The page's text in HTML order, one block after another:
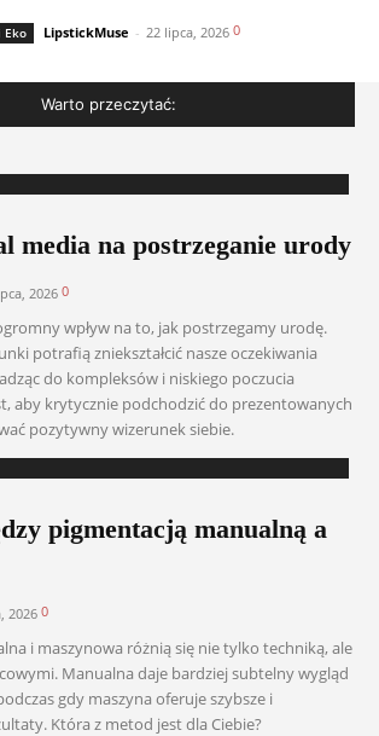
Eko LipstickMuse - 22 lipca, 2026 0
Warto przeczytać:
media na postrzeganie urody
2026 0
wpływ na to, jak postrzegamy urodę.
potrafią zniekształcić nasze oczekiwania
do kompleksów i niskiego poczucia
aby krytycznie podchodzić do prezentowanych
pozytywny wizerunek siebie.
pigmentacją manualną a
2026 0
i maszynowa różnią się nie tylko techniką, ale
Manualna daje bardziej subtelny wygląd
gdy maszyna oferuje szybsze i
Która z metod jest dla Ciebie?